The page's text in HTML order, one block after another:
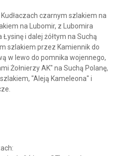
czarnym szlakiem na
na Lubomir, z Lubomira
i dalej żółtym na Suchą
szlakiem przez Kamiennik do
w lewo do pomnika wojennego,
Żołnierzy AK" na Suchą Polanę,
"Aleją Kameleona" i